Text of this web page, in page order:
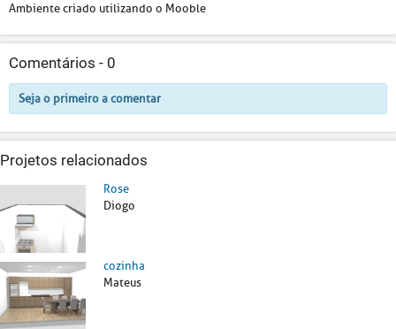
Ambiente criado utilizando o Mooble
Comentários - 0
Seja o primeiro a comentar
Projetos relacionados
Rose
Diogo
cozinha
Mateus